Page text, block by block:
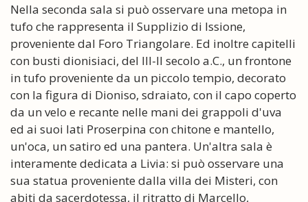
Nella seconda sala si può osservare una metopa in
tufo che rappresenta il Supplizio di Issione,
proveniente dal Foro Triangolare. Ed inoltre capitelli
con busti dionisiaci, del III-II secolo a.C., un frontone
in tufo proveniente da un piccolo tempio, decorato
con la figura di Dioniso, sdraiato, con il capo coperto
da un velo e recante nelle mani dei grappoli d'uva
ed ai suoi lati Proserpina con chitone e mantello,
un'oca, un satiro ed una pantera. Un'altra sala è
interamente dedicata a Livia: si può osservare una
sua statua proveniente dalla villa dei Misteri, con
abiti da sacerdotessa, il ritratto di Marcello,